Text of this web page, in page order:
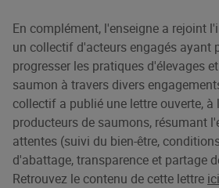
En complément, l'enseigne a rejoint
un collectif d'acteurs engagés ayant
progresser les pratiques d'élevages
saumon à travers divers
collectif a publié une lettre ouverte,
producteurs de saumons, résumant
attentes (suivi du bien-être,
d'abattage, transparence et partage
Retrouvez le contenu de cette lettre ici